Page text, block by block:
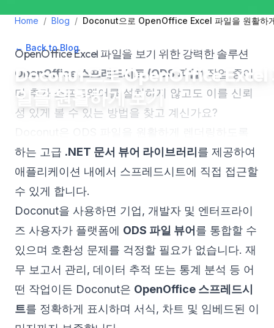
Home / Blog / Doconut으로 OpenOffice Excel 파일을 원활하
← Back to Blog• February 8, 2025 2 min read
Doconut으로 OpenOffice Excel
일을 원활하게 보기
OpenOffice Excel 파일을 보기 위한 강력한 솔루션
OpenOffice 스프레드시트 (ODS 파일) 작업 중이
며 추가 소프트웨어를 설치하지 않고도 이를 신뢰
성 있게 볼 수 있는 방법을 찾고 계신가요?
하는 고급 .NET 문서 뷰어 라이브러리를 제공하여
애플리케이션 내에서 스프레드시트에 직접 접근할
수 있게 합니다.
Doconut을 사용하면 기업, 개발자 및 엔터프라이
즈 사용자가 플랫폼에 ODS 파일 뷰어를 통합할 수
있으며 호환성 문제를 걱정할 필요가 없습니다. 재
무 보고서 관리, 데이터 추적 또는 통계 분석 등 어
떤 작업이든 Doconut은 OpenOffice 스프레드시
트를 정확하게 표시하며 서식, 차트 및 임베드된 이